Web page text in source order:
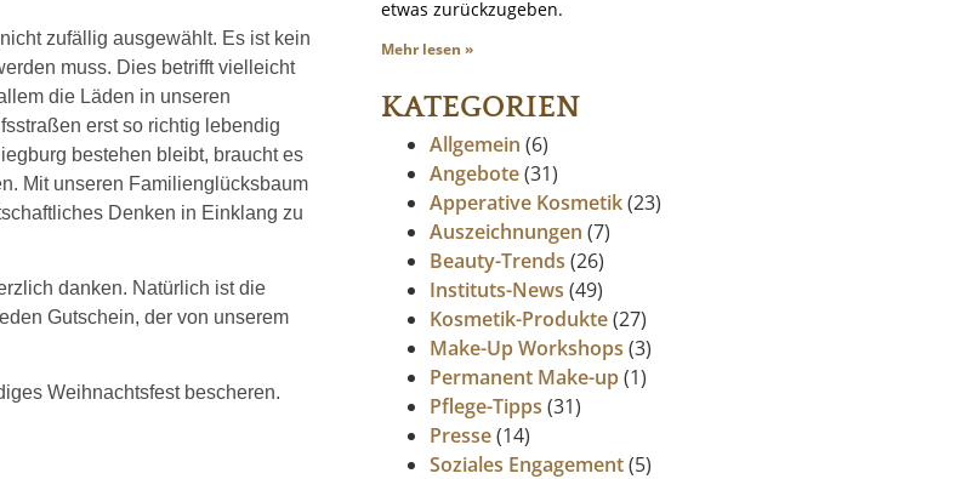
zufällig ausgewählt. Es ist kein
muss. Dies betrifft vielleicht
die Läden in unseren
erst so richtig lebendig
bestehen bleibt, braucht es
Mit unseren Familienglücksbaum
Denken in Einklang zu
danken. Natürlich ist die
Gutschein, der von unserem
Weihnachtsfest bescheren.
etwas zurückzugeben.
Mehr lesen »
KATEGORIEN
Allgemein (6)
Angebote(31)
Apperative Kosmetik(23)
Auszeichnungen (7)
Beauty-Trends (26)
Instituts-News (49)
Kosmetik-Produkte(27)
Make-Up Workshops (3)
Permanent Make-up(1)
Pflege-Tipps (31)
Presse(14)
Soziales Engagement(5)